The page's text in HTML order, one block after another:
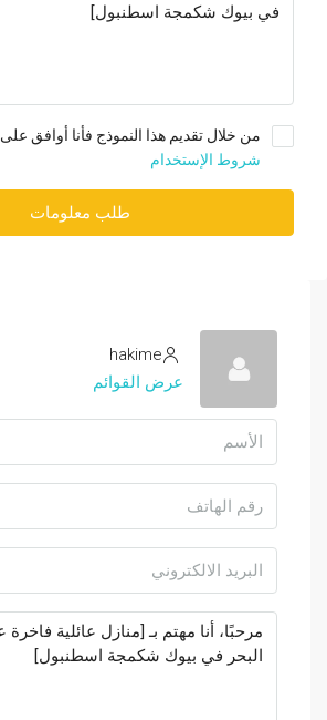
من خلال تقديم هذا النموذج فأنا أوافق على
شروط الإستخدام
طلب معلومات
hakime
عرض القوائم